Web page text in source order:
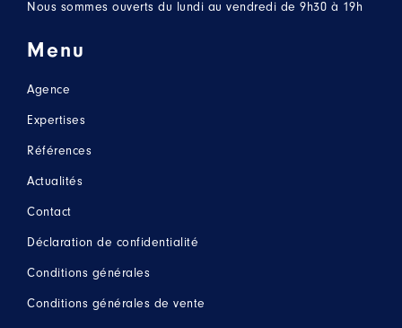
Nous sommes ouverts du lundi au vendredi de 9h30 à 19h
Menu
Agence
Expertises
Références
Actualités
Contact
Déclaration de confidentialité
Conditions générales
Conditions générales de vente